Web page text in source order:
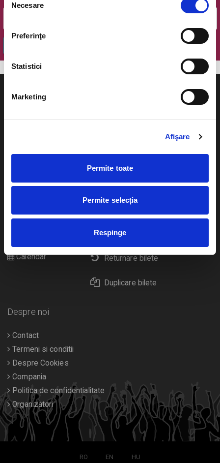
consimțământului
Necesare
Preferinţe
Statistici
Marketing
Afişare
Permite toate
Permite selecția
Respinge
Plata online sau cash
Livrare prin curier
Returnare bilete
Duplicare bilete
Teatru
festivaluri
Calendar
Despre noi
Contact
Termeni si conditii
Despre Cookies
Compania
Politica de confidentialitate
Organizatori
RO EN HU